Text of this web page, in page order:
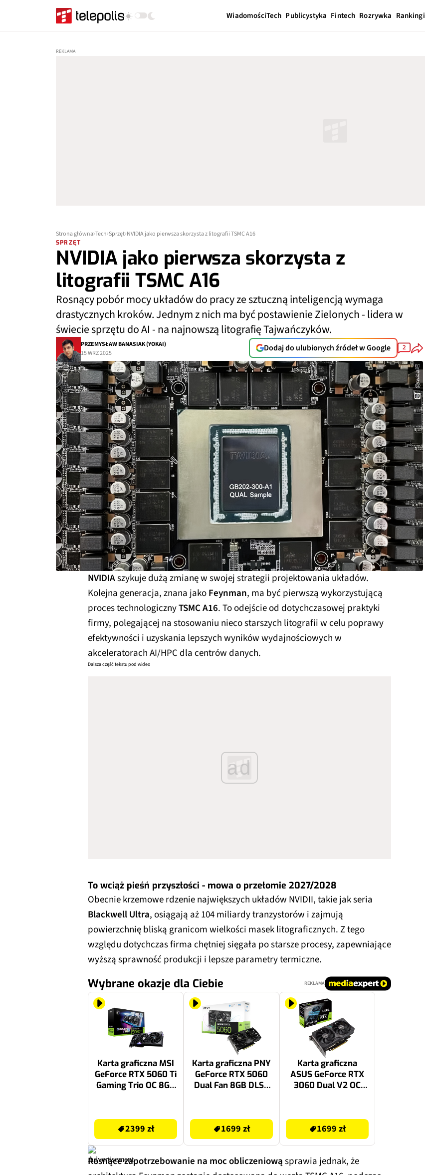
WiadomościTech Publicystyka Fintech Rozrywka Rankingi
Strona główna Tech Sprzęt NVIDIA jako pierwsza skorzysta z litografii TSMC A16
SPRZĘT
NVIDIA jako pierwsza skorzysta z
litografii TSMC A16
Rosnący pobór mocy układów do pracy ze sztuczną inteligencją wymaga
drastycznych kroków. Jednym z nich ma być postawienie Zielonych - lidera w
świecie sprzętu do AI - na najnowszą litografię Tajwańczyków.
PRZEMYSŁAW BANASIAK (YOKAI)
15 WRZ 2025
Dodaj do ulubionych źródeł w Google 2
NVIDIAszykuje dużą zmianę w swojej strategii projektowania układów.
Kolejna generacja, znana jakoFeynman, ma być pierwszą wykorzystującą
proces technologicznyTSMC A16. To odejście od dotychczasowej praktyki
firmy, polegającej na stosowaniu nieco starszych litografii w celu poprawy
efektywności i uzyskania lepszych wyników wydajnościowych w
akceleratorach AI/HPC dla centrów danych.
Dalsza część tekstu pod wideo
ad
To wciąż pieśń przyszłości - mowa o przełomie 2027/2028
Obecnie krzemowe rdzenie największych układów NVIDII, takie jak seria
Blackwell Ultra, osiągają aż 104 miliardy tranzystorów i zajmują
powierzchnię bliską granicom wielkości masek litograficznych. Z tego
względu dotychczas firma chętniej sięgała po starsze procesy, zapewniające
wyższą sprawność produkcji i lepsze parametry termiczne.
Wybrane okazje dla Ciebie REKLAMA
Karta graficzna MSI
GeForce RTX 5060 Ti
Gaming Trio OC 8GB
2399 zł
Karta graficzna PNY
GeForce RTX 5060
Dual Fan 8GB DLSS
1699 zł
Karta graficzna
ASUS GeForce RTX
3060 Dual V2 OC
1699 zł
Rosnące zapotrzebowanie na moc obliczeniowąsprawia jednak, że